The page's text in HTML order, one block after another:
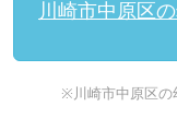
川崎市中原区
※川崎市中原区の